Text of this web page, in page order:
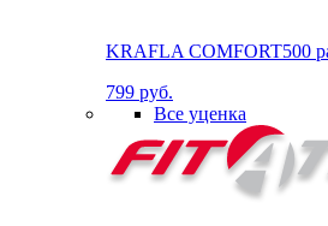
KRAFLA COMFORT500
799 руб.
Все уценка